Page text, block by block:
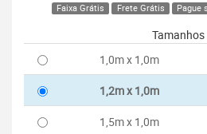
Faixa Grátis Frete Grátis Pague
Tamanhos
1,0m x 1,0m
1,2m x 1,0m
1,5m x 1,0m